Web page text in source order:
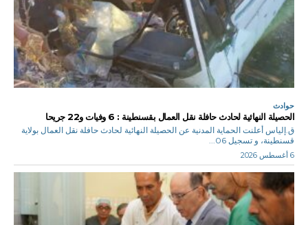
حوادث
الحصيلة النهائية لحادث حافلة نقل العمال بقسنطينة : 6 وفيات و22 جريحا
ق.إلياس أعلنت الحماية المدنية عن الحصيلة النهائية لحادث حافلة نقل العمال بولاية
قسنطينة، و تسجيل 06...
6 أغسطس 2026